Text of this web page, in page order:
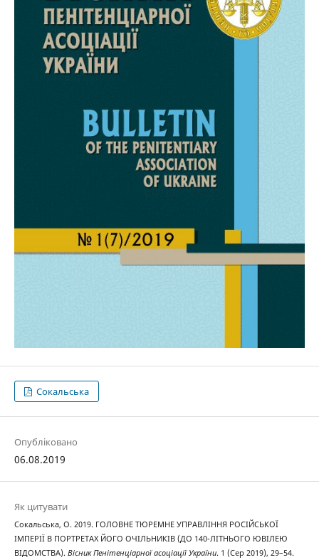
Сокальська
Опубліковано
06.08.2019
Як цитувати
Сокальська, О. 2019. ГОЛОВНЕ ТЮРЕМНЕ УПРАВЛІННЯ РОСІЙСЬКОЇ
ІМПЕРІЇ В ПОРТРЕТАХ ЙОГО ОЧІЛЬНИКІВ (ДО 140-ЛІТНЬОГО ЮВІЛЕЮ
ВІДОМСТВА). Вісник Пенітенціарної асоціації України. 1 (Сер 2019), 29–54.